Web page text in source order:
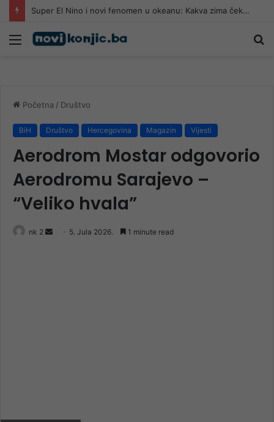
Super El Nino i novi fenomen u okeanu: Kakva zima čeka Evropu?
Meni
Početna / Društvo
BiH Društvo Hercegovina Magazin Vijesti
Aerodrom Mostar odgovorio
Aerodromu Sarajevo –
“Veliko hvala”
nk 2
Send 5. Jula 2026. 1 minute read